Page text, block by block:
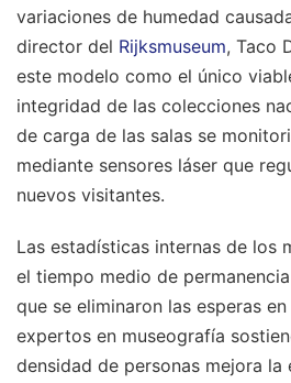
variaciones de humedad
director del Rijksmuseum, Taco
este modelo como el único
integridad de las colecciones
de carga de las salas se
mediante sensores láser que
nuevos visitantes.
Las estadísticas internas de los
el tiempo medio de
que se eliminaron las esperas
expertos en museografía
densidad de personas mejora la